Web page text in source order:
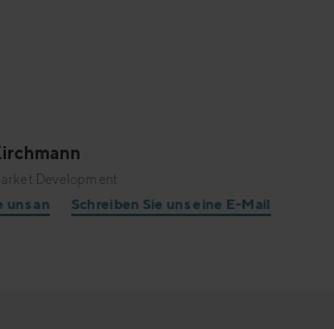
Development
uns an Schreiben Sie uns eine E-Mail